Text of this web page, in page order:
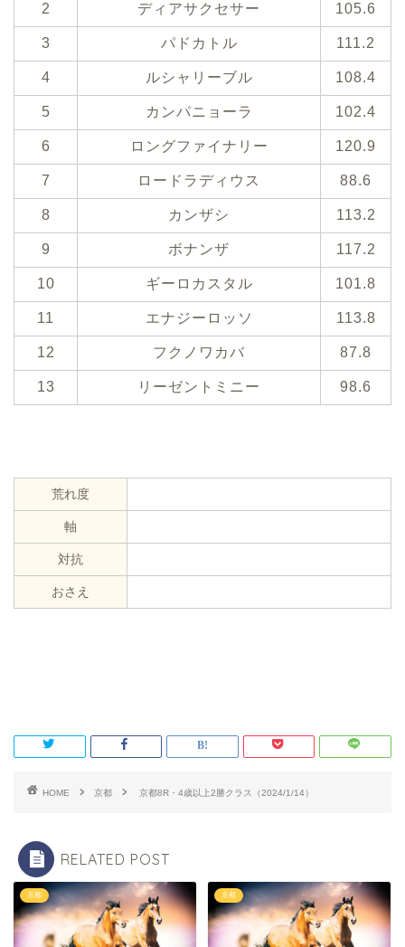
2 ディアサクセサー 105.6
3 パドカトル 111.2
4 ルシャリーブル 108.4
5 カンパニョーラ 102.4
6 ロングファイナリー 120.9
7 ロードラディウス 88.6
8 カンザシ 113.2
9 ボナンザ 117.2
10 ギーロカスタル 101.8
11 エナジーロッソ 113.8
12 フクノワカバ 87.8
13 リーゼントミニー 98.6
荒れ度
軸
対抗
おさえ
HOME 京都 京都8R・4歳以上2勝クラス（2024/1/14）
RELATED POST
京都 京都